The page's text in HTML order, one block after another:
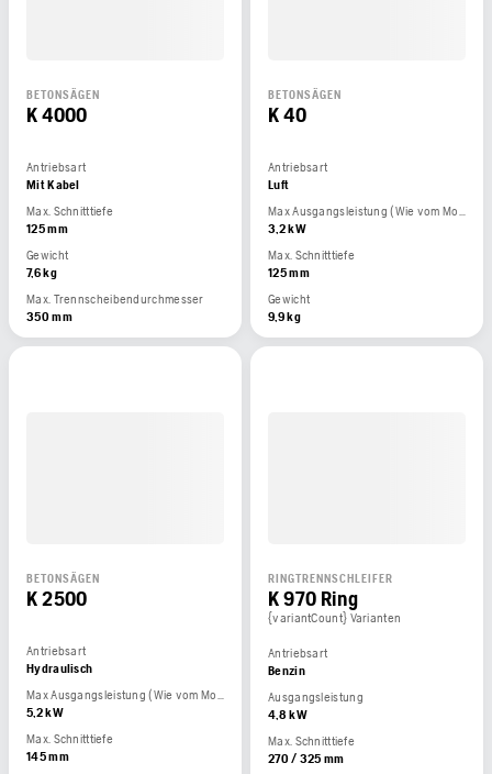
BETONSÄGEN
K 4000
Antriebsart
Mit Kabel
Max. Schnitttiefe
125 mm
Gewicht
7,6 kg
Max. Trennscheibendurchmesser
350 mm
BETONSÄGEN
K 40
Antriebsart
Luft
Max Ausgangsleistung (Wie vom Motorhersteller angegeben)
3,2 kW
Max. Schnitttiefe
125 mm
Gewicht
9,9 kg
BETONSÄGEN
K 2500
Antriebsart
Hydraulisch
Max Ausgangsleistung (Wie vom Motorhersteller angegeben)
5,2 kW
Max. Schnitttiefe
145 mm
RINGTRENNSCHLEIFER
K 970 Ring
{variantCount} Varianten
Antriebsart
Benzin
Ausgangsleistung
4,8 kW
Max. Schnitttiefe
270 / 325 mm